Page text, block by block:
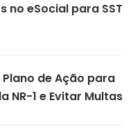
no eSocial para SST
de Ação para
NR-1 e Evitar Multas